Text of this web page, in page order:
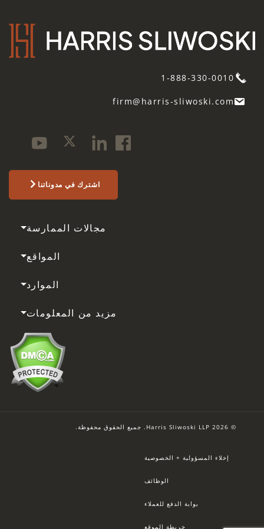
1-888-330-0010
firm@harris-sliwoski.com
اشترك في مدوناتنا
مجالات الممارسة
المواقع
الموارد
مزيد من المعلومات
© 2026 Harris Sliwoski LLP. جميع الحقوق محفوظة.
إخلاء المسؤولية + الخصوصية
الوظائف
بوابة الدفع للعملاء
خريطة الموقع